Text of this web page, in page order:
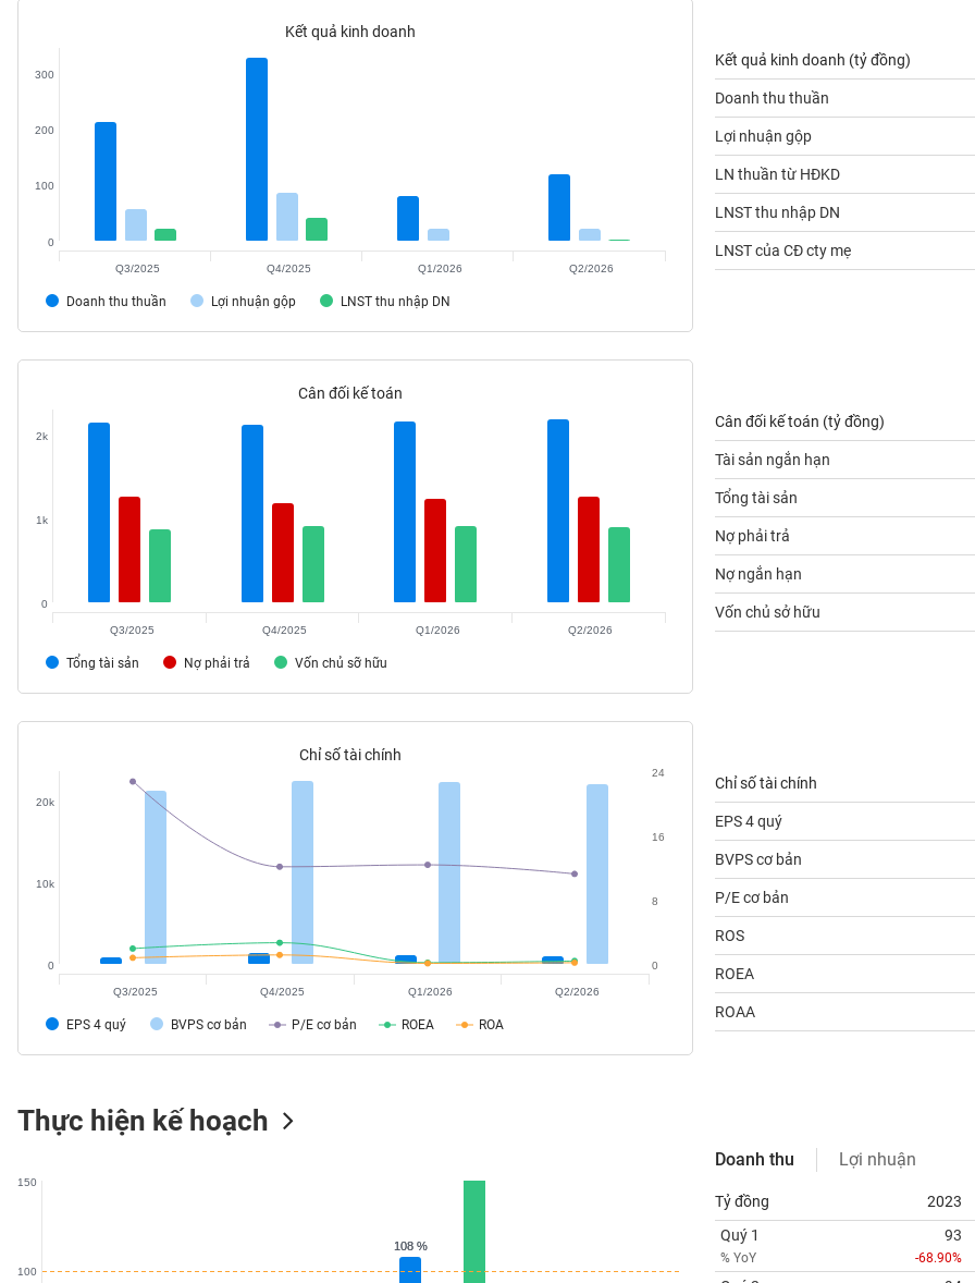
Kết quả kinh doanh
Doanh thu thuần Lợi nhuận gộp LNST thu nhập DN
0
100
200
300
Q3/2025 Q4/2025 Q1/2026 Q2/2026
Kết quả kinh doanh (tỷ đồng)
Doanh thu thuần
Lợi nhuận gộp
LN thuần từ HĐKD
LNST thu nhập DN
LNST của CĐ cty mẹ
Cân đối kế toán
Tổng tài sản Nợ phải trả Vốn chủ sỡ hữu
0
1k
2k
Q3/2025 Q4/2025 Q1/2026 Q2/2026
Cân đối kế toán (tỷ đồng)
Tài sản ngắn hạn
Tổng tài sản
Nợ phải trả
Nợ ngắn hạn
Vốn chủ sở hữu
Chỉ số tài chính
EPS 4 quý BVPS cơ bản P/E cơ bản ROEA ROA
0
10k
20k
0
8
16
24
Q3/2025 Q4/2025 Q1/2026 Q2/2026
Chỉ số tài chính
EPS 4 quý
BVPS cơ bản
P/E cơ bản
ROS
ROEA
ROAA
Thực hiện kế hoạch
108 %
108 %
100
150
Doanh thu Lợi nhuận
Tỷ đồng 2023
Quý 1
% YoY
93
-68.90%
NGUYÊN
NGHIỆP
TIÊU
DÙNG
TIÊU
THIẾT
SÓC
TÀI
CHÍNH
NGHỆ
DỊCH